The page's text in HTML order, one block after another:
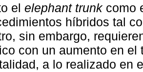
el elephant trunkcomo
híbridos tal
sin embargo,
con un aumento en
a lo realizado en